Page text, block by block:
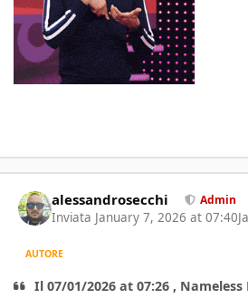
alessandrosecchi Admin
Inviata January 7, 2026 at 07:40
AUTORE
Il 07/01/2026 at 07:26 ,